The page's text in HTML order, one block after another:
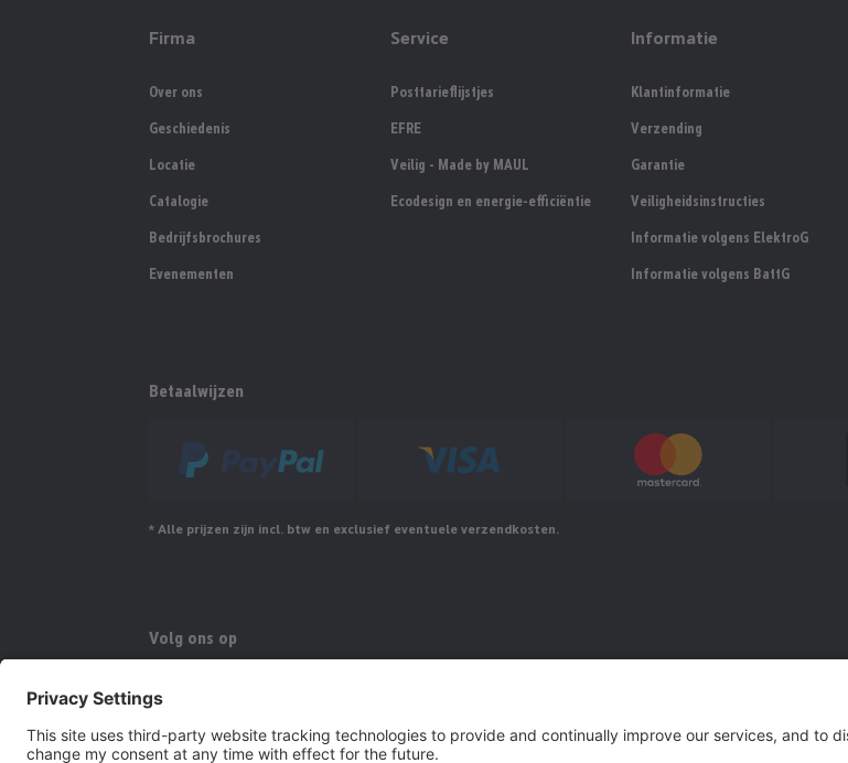
Firma
Over ons
Geschiedenis
Locatie
Catalogie
Bedrijfsbrochures
Evenementen
Service
Posttarieflijstjes
EFRE
Veilig - Made by MAUL
Ecodesign en energie-efficiëntie
Informatie
Klantinformatie
Verzending
Garantie
Veiligheidsinstructies
Informatie volgens ElektroG
Informatie volgens BattG
Betaalwijzen
* Alle prijzen zijn incl. btw en exclusief eventuele verzendkosten.
Volg ons op